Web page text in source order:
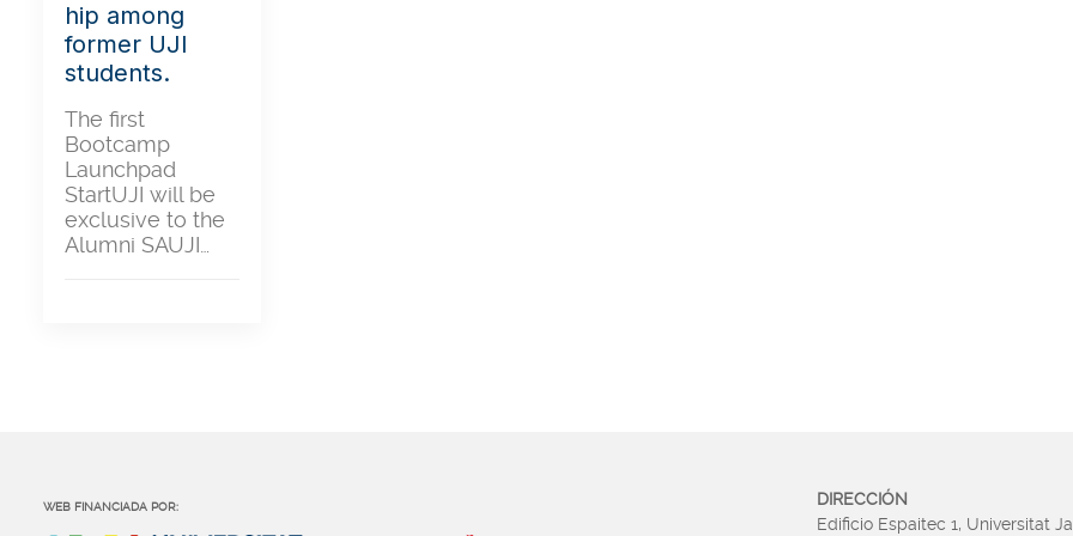
hip among
former UJI
students.
The first
Bootcamp
Launchpad
StartUJI will be
exclusive to the
Alumni SAUJI…
WEB FINANCIADA POR:
DIRECCIÓN
Edificio Espaitec 1, Universitat